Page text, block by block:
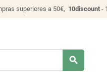
superiores a 50€, 10discount-
search